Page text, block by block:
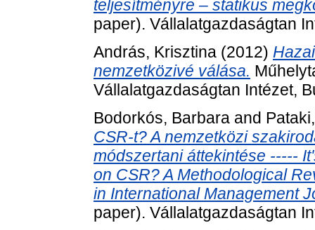
teljesítményre – statikus
paper). Vállalatgazdaságtan
András, Krisztina (2012)
nemzetközivé válása.
Vállalatgazdaságtan Intézet,
Bodorkós, Barbara and
CSR-t? A nemzetközi
módszertani áttekintése -----
on CSR? A Methodological
in International Management
paper). Vállalatgazdaságtan